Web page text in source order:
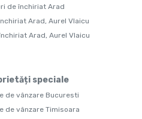
de închiriat Arad
Arad, Aurel Vlaicu
Arad, Aurel Vlaicu
speciale
de vânzare Bucuresti
de vânzare Timisoara